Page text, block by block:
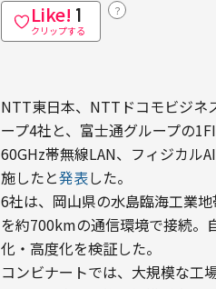
Like! 1
クリップする
？
NTT東日本、NTTドコモビジネ
ープ4社と、富士通グループの
60GHz帯無線LAN、フィジカル
施したと発表した。
6社は、岡山県の水島臨海工業
を約700kmの通信環境で接続。
化・高度化を検証した。
コンビナートでは、大規模な工